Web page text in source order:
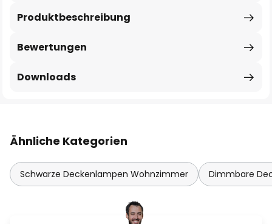
Produktbeschreibung
Bewertungen
Downloads
Ähnliche Kategorien
Schwarze Deckenlampen Wohnzimmer Dimmbare